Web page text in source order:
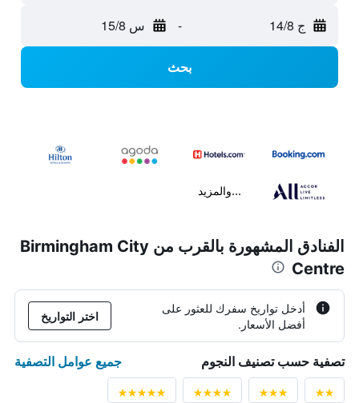
ج 14/8 - س 15/8
بحث
...والمزيد
الفنادق المشهورة بالقرب من Birmingham City
Centre
أدخل تواريخ سفرك للعثور على
أفضل الأسعار.
اختر التواريخ
تصفية حسب تصنيف النجوم جميع عوامل التصفية